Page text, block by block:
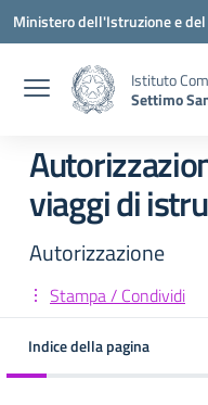
Vai ai contenuti
Vai al menu di navigazione
Vai al footer
Ministero dell'Istruzione e
Istituto
Settimo
viaggi di
Autorizzazione
Stampa / Condividi
Indice della pagina